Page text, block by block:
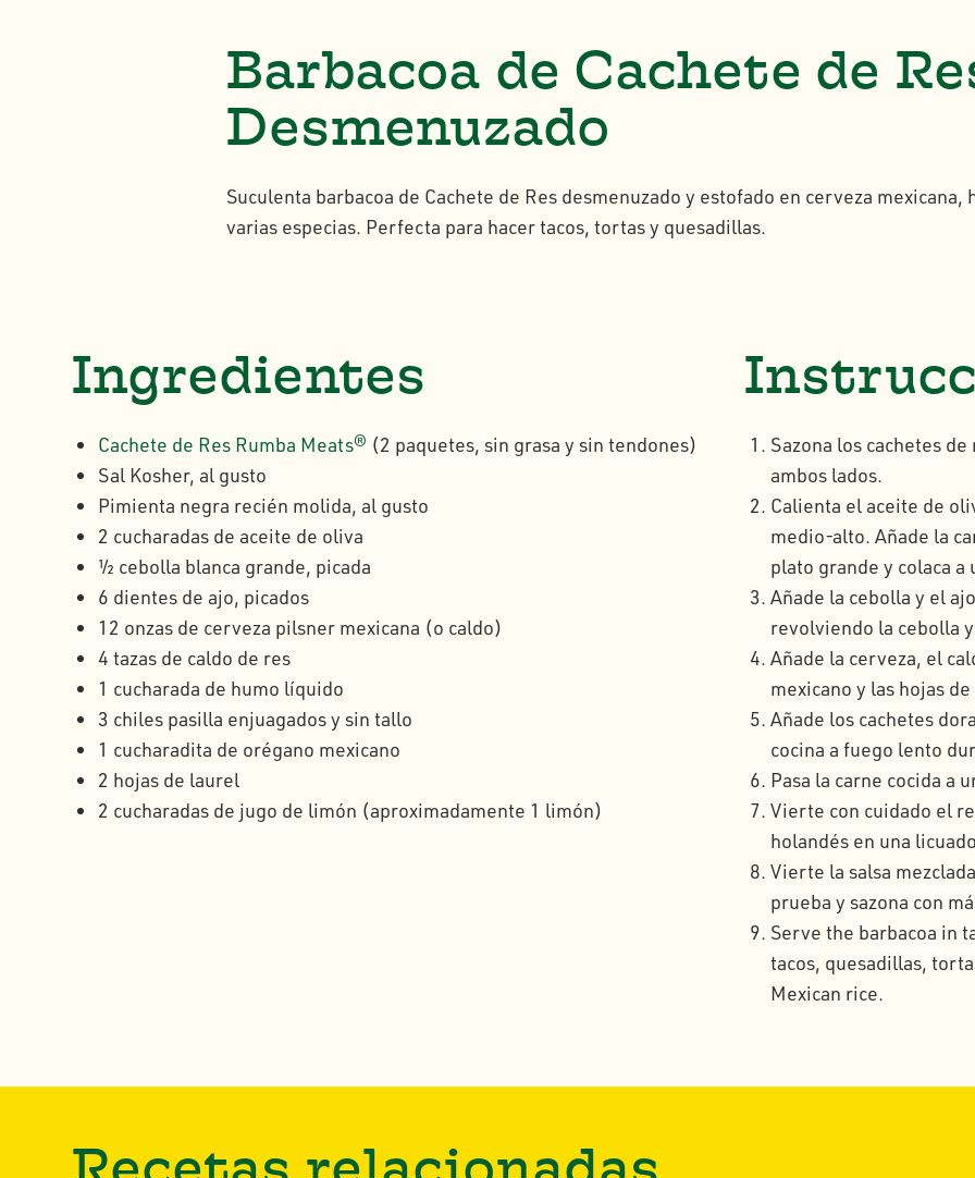
Barbacoa de Cachete de
Desmenuzado
Suculenta barbacoa de Cachete de Res desmenuzado y estofado en cerveza
varias especias. Perfecta para hacer tacos, tortas y quesadillas.
Ingredientes
Cachete de Res Rumba Meats® (2 paquetes, sin grasa y sin tendones)
Sal Kosher, al gusto
Pimienta negra recién molida, al gusto
2 cucharadas de aceite de oliva
½ cebolla blanca grande, picada
6 dientes de ajo, picados
12 onzas de cerveza pilsner mexicana (o caldo)
4 tazas de caldo de res
1 cucharada de humo líquido
3 chiles pasilla enjuagados y sin tallo
1 cucharadita de orégano mexicano
2 hojas de laurel
2 cucharadas de jugo de limón (aproximadamente 1 limón)
Sazona los cachetes
ambos lados.
Calienta el aceite de
medio-alto. Añade la
plato grande y colaca a
Añade la cebolla y el
revolviendo la cebolla
Añade la cerveza, el
mexicano y las hojas
Añade los cachetes
cocina a fuego lento
Pasa la carne cocida a
Vierte con cuidado el
holandés en una
Vierte la salsa
prueba y sazona con
Serve the barbacoa in
tacos, quesadillas,
Mexican rice.